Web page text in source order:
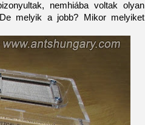
nemhiába voltak olyan
melyik a jobb? Mikor melyiket